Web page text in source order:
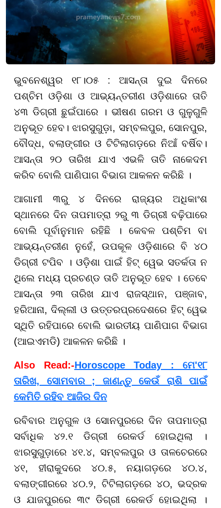
ଭୁବନେଶ୍ୱର ୧୮।୦୫ : ଆସନ୍ତା ଦୁଇ ଦିନରେ
ପଶ୍ଚିମ ଓଡ଼ିଶା ଓ ଆଭ୍ୟନ୍ତରୀଣ ଓଡ଼ିଶାରେ ତାତି
୪୩ ଡିଗ୍ରୀ ଛୁଇଁପାରେ । ଭୀଷଣ ଗରମ ଓ ଗୁଳୁଗୁଳି
ଅନୁଭୂତ ହେବ। ଝାରସୁଗୁଡ଼ା, ସମ୍ବଲପୁର, ସୋନପୁର,
ବୌଦ୍ଧ, ବଲାଙ୍ଗୀର ଓ ଟିଟିଲାଗଡ଼ରେ ନିଆଁ ବର୍ଷିବ।
ଆସନ୍ତା ୨୦ ତାରିଖ ଯାଏ ଏଭଳି ତାତି ନାକେଦମ
କରିବ ବୋଲି ପାଣିପାଗ ବିଭାଗ ଆକଳନ କରିଛି ।
ଆଗାମୀ ୩ରୁ ୪ ଦିନରେ ରାଜ୍ୟର ଅଧିକାଂଶ
ସ୍ଥାନରେ ଦିନ ତାପମାତ୍ରା ୨ରୁ ୩ ଡିଗ୍ରୀ ବଢ଼ିପାରେ
ବୋଲି ପୂର୍ବାନୁମାନ ରହିଛି । କେବଳ ପଶ୍ଚିମ ବା
ଆଭ୍ୟନ୍ତରୀଣ ନୁହେଁ, ଉପକୂଳ ଓଡ଼ିଶାରେ ବି ୪୦
ଡିଗ୍ରୀ ଟପିବ । ଓଡ଼ିଶା ପାଇଁ ହିଟ୍ ୱେଭ ସତର୍କତା ନ
ଥିଲେ ମଧ୍ୟ ପ୍ରଚଣ୍ଡ ତାତି ଅନୁଭୂତ ହେବ । ତେବେ
ଆସନ୍ତା ୨୩ ତାରିଖ ଯାଏ ରାଜସ୍ଥାନ, ପଞ୍ଜାବ,
ହରିଆନା, ଦିଲ୍ଲୀ ଓ ଉତ୍ତରପ୍ରଦେଶରେ ହିଟ୍ ୱେଭ
ସ୍ଥିତି ରହିପାରେ ବୋଲି ଭାରତୀୟ ପାଣିପାଗ ବିଭାଗ
(ଆଇଏମଡି) ଆକଳନ କରିଛି ।
Also Read:-Horoscope Today : ମେ'୧୮
ତାରିଖ, ସୋମବାର ; ଜାଣନ୍ତୁ କେଉଁ ରାଶି ପାଇଁ
କେମିତି ରହିବ ଆଜିର ଦିନ
ରବିବାର ଅନୁଗୁଳ ଓ ସୋନପୁରରେ ଦିନ ତାପମାତ୍ରା
ସର୍ବାଧିକ ୪୨.୧ ଡିଗ୍ରୀ ରେକର୍ଡ ହୋଇଥିଲା ।
ଝାରସୁଗୁଡ଼ାରେ ୪୧.୪, ସମ୍ବଲପୁର ଓ ତାଳଚେରରେ
୪୧, ହୀରାକୁଦରେ ୪୦.୫, ନୟାଗଡ଼ରେ ୪୦.୪,
ବଲାଙ୍ଗୀରରେ ୪୦.୨, ଟିଟିଲାଗଡ଼ରେ ୪୦, ଭଦ୍ରକ
ଓ ଯାଜପୁରରେ ୩୯ ଡିଗ୍ରୀ ରେକର୍ଡ ହୋଇଥିଲା ।